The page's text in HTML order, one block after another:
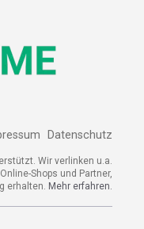
Datenschutz
Wir verlinken u.a.
Shops und Partner,
erhalten. Mehr erfahren.